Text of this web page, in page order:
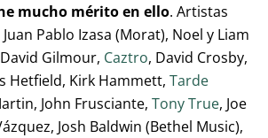
mucho mérito en ello. Artistas
Pablo Izasa (Morat), Noel y Liam
Gilmour, Caztro, David Crosby,
Hetfield, Kirk Hammett, Tarde
John Frusciante, Tony True, Joe
Josh Baldwin (Bethel Music),